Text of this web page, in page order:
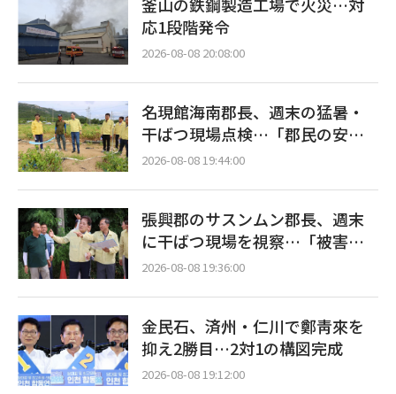
応1段階発令
2026-08-08 20:08:00
名現館海南郡長、週末の猛暑・
干ばつ現場点検…「郡民の安全
最優先」
2026-08-08 19:44:00
張興郡のサスンムン郡長、週末
に干ばつ現場を視察…「被害最
小化に全力」
2026-08-08 19:36:00
金民石、済州・仁川で鄭靑來を
抑え2勝目…2対1の構図完成
2026-08-08 19:12:00